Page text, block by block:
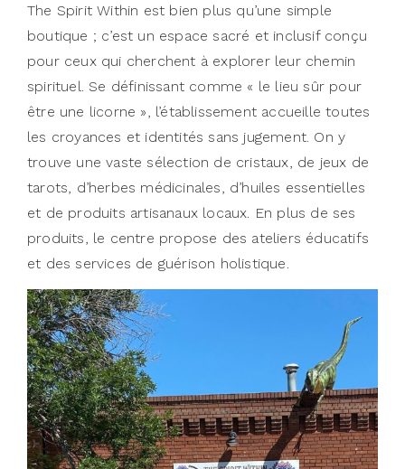
The Spirit Within est bien plus qu’une simple
boutique ; c’est un espace sacré et inclusif conçu
pour ceux qui cherchent à explorer leur chemin
spirituel. Se définissant comme « le lieu sûr pour
être une licorne », l’établissement accueille toutes
les croyances et identités sans jugement. On y
trouve une vaste sélection de cristaux, de jeux de
tarots, d’herbes médicinales, d’huiles essentielles
et de produits artisanaux locaux. En plus de ses
produits, le centre propose des ateliers éducatifs
et des services de guérison holistique.